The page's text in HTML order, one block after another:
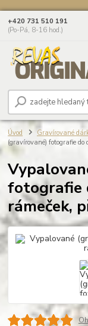
+420 731 510 191
(Po-Pá, 8-16 hod.)
Úvod Gravírované
(gravírované) fotografie
fotografie
rámeček,